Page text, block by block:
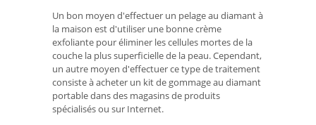
Un bon moyen d'effectuer un pelage au diamant à
la maison est d'utiliser une bonne crème
exfoliante pour éliminer les cellules mortes de la
couche la plus superficielle de la peau. Cependant,
un autre moyen d'effectuer ce type de traitement
consiste à acheter un kit de gommage au diamant
portable dans des magasins de produits
spécialisés ou sur Internet.